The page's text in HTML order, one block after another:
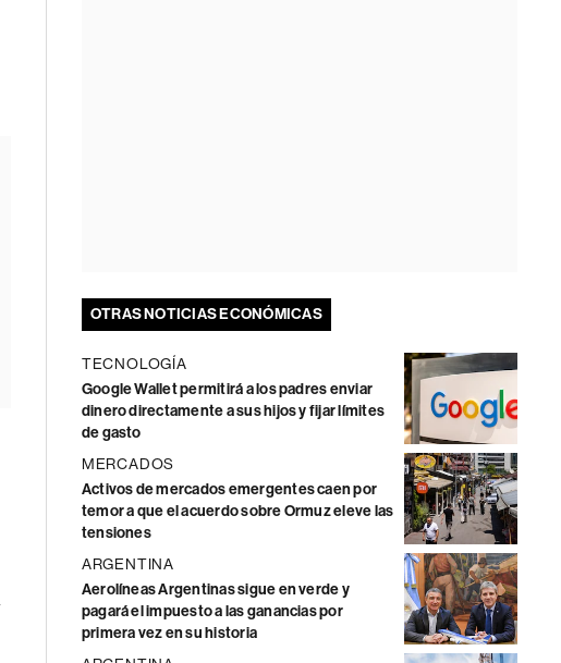
OTRAS NOTICIAS ECONÓMICAS
TECNOLOGÍA
Google Wallet permitirá a los padres enviar
dinero directamente a sus hijos y fijar límites
de gasto
MERCADOS
Activos de mercados emergentes caen por
temor a que el acuerdo sobre Ormuz eleve las
tensiones
ARGENTINA
Aerolíneas Argentinas sigue en verde y
pagará el impuesto a las ganancias por
primera vez en su historia